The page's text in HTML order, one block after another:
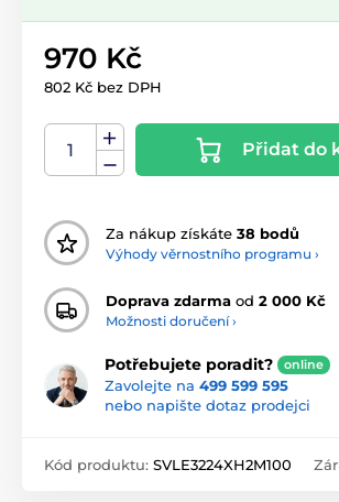
970 Kč
802 Kč bez DPH
Přidat do
Za nákup získáte 38 bodů
Výhody věrnostního programu ›
Doprava zdarma od 2 000 Kč
Možnosti doručení ›
Potřebujete poradit? online
Zavolejte na 499 599 595
nebo napište dotaz prodejci
Kód produktu: SVLE3224XH2M100